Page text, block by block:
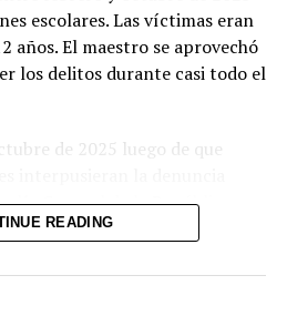
escolares. Las víctimas eran
años. El maestro se aprovechó
los delitos durante casi todo el
de 2025 luego de que
General de la República
periciales y
READING